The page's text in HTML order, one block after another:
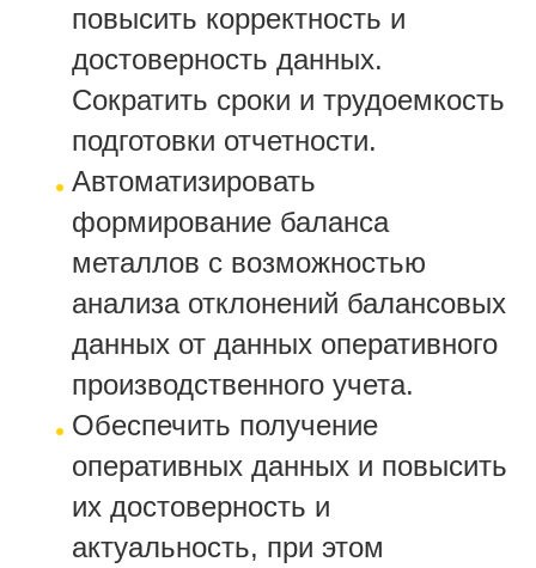
повысить корректность и
достоверность данных.
Сократить сроки и трудоемкость
подготовки отчетности.
Автоматизировать
формирование баланса
металлов с возможностью
анализа отклонений балансовых
данных от данных оперативного
производственного учета.
Обеспечить получение
оперативных данных и повысить
их достоверность и
актуальность, при этом